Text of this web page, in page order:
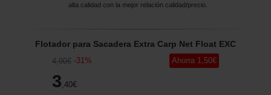
alta calidad con la mejor relación calidad/precio.
Flotador para Sacadera Extra Carp Net Float EXC
4,90€ -31%
3 ,40€
Ahorra 1 ,50€